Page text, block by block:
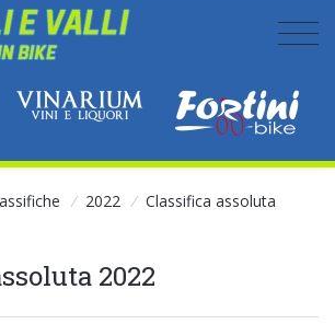
/ 2022 / Classifica assoluta
2022